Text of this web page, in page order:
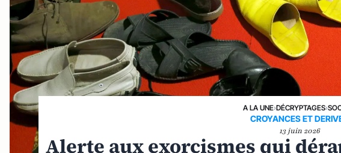
A LA UNE›DÉCRYPTAGES›
CROYANCES ET
13 juin 2026
Alerte aux exorcismes qui